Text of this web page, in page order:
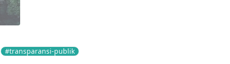
#transparansi-publik